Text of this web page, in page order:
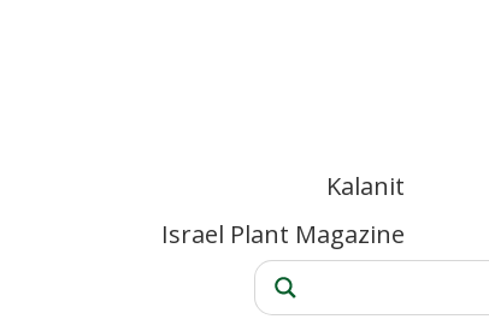
Kalanit
Israel Plant Magazine